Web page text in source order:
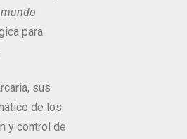
para
sus
de los
y control de